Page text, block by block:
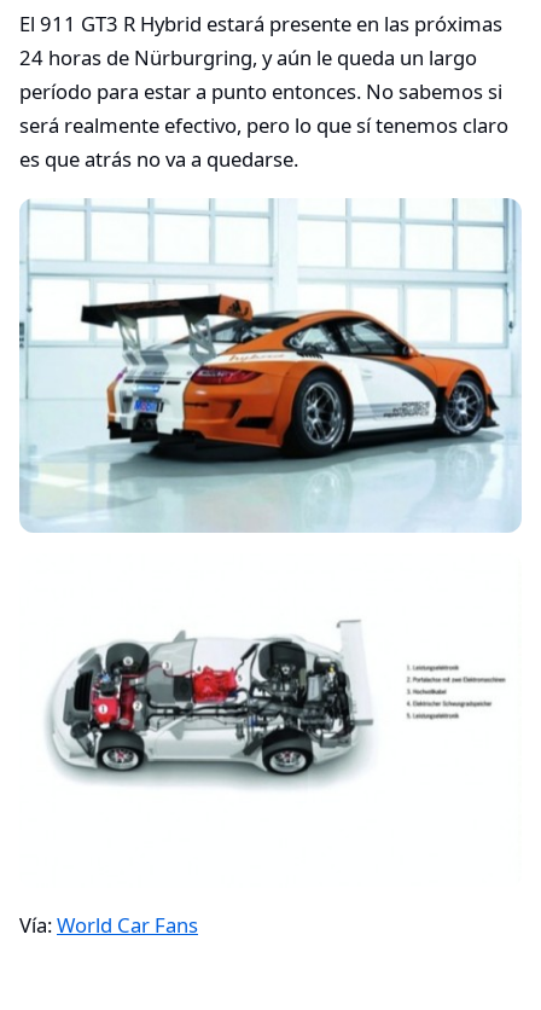
El 911 GT3 R Hybrid estará presente en las próximas
24 horas de Nürburgring, y aún le queda un largo
período para estar a punto entonces. No sabemos si
será realmente efectivo, pero lo que sí tenemos claro
es que atrás no va a quedarse.
Vía:World Car Fans